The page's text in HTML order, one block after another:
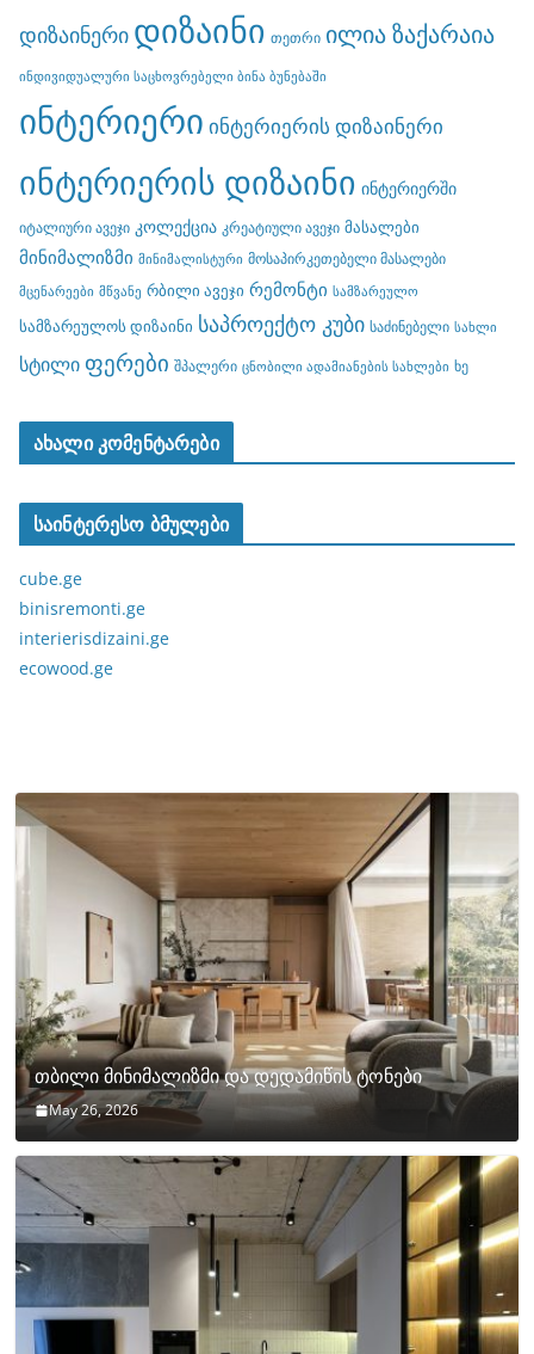
დიზაინერი დიზაინი თეთრი ილია ზაქარაია
ინდივიდუალური საცხოვრებელი ბინა ბუნებაში
ინტერიერი ინტერიერის დიზაინერი
ინტერიერის დიზაინი ინტერიერში
იტალიური ავეჯი კოლექცია კრეატიული ავეჯი მასალები
მინიმალიზმი მინიმალისტური მოსაპირკეთებელი მასალები
მცენარეები მწვანე რბილი ავეჯი რემონტი სამზარეულო
სამზარეულოს დიზაინი საპროექტო კუბი საძინებელი სახლი
სტილი ფერები შპალერი ცნობილი ადამიანების სახლები ხე
ახალი კომენტარები
საინტერესო ბმულები
cube.ge
binisremonti.ge
interierisdizaini.ge
ecowood.ge
თბილი მინიმალიზმი და დედამიწის ტონები
May 26, 2026